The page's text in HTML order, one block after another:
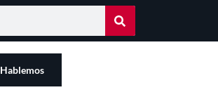
Hablemos